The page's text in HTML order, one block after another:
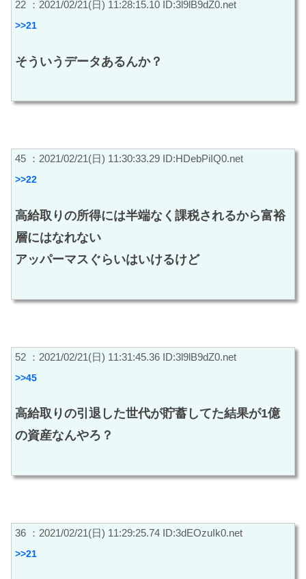
22 ：2021/02/21(日) 11:28:15.10 ID:3l9lB9dZ0.net
>>21
そういうデータあるんか？
45 ：2021/02/21(日) 11:30:33.29 ID:HDebPiIQ0.net
>>22
高給取りの所得には半端なく課税されるから富裕
層にはなれない
アッパーマスぐらいはいけるけど
52 ：2021/02/21(日) 11:31:45.36 ID:3l9lB9dZ0.net
>>45
高給取りの引退した世代が貯蓄してた結果が1億
の資産なんやろ？
36 ：2021/02/21(日) 11:29:25.74 ID:3dEOzuIk0.net
>>21